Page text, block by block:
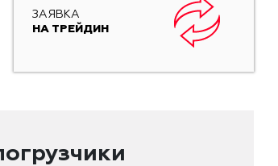
ЗАЯВКА
НА ТРЕЙДИН